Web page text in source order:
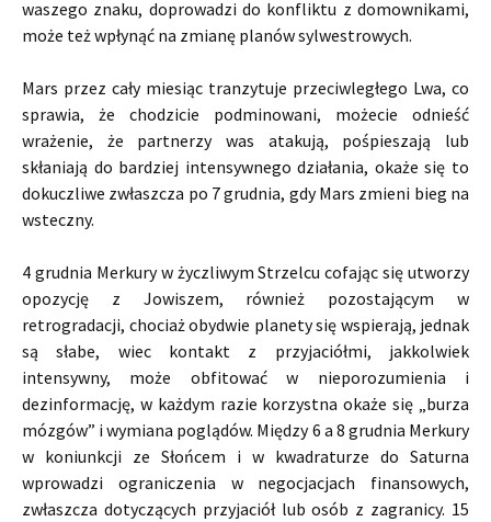
waszego znaku, doprowadzi do konfliktu z domownikami,
może też wpłynąć na zmianę planów sylwestrowych.
Mars przez cały miesiąc tranzytuje przeciwległego Lwa, co
sprawia, że chodzicie podminowani, możecie odnieść
wrażenie, że partnerzy was atakują, pośpieszają lub
skłaniają do bardziej intensywnego działania, okaże się to
dokuczliwe zwłaszcza po 7 grudnia, gdy Mars zmieni bieg na
wsteczny.
4 grudnia Merkury w życzliwym Strzelcu cofając się utworzy
opozycję z Jowiszem, również pozostającym w
retrogradacji, chociaż obydwie planety się wspierają, jednak
są słabe, wiec kontakt z przyjaciółmi, jakkolwiek
intensywny, może obfitować w nieporozumienia i
dezinformację, w każdym razie korzystna okaże się „burza
mózgów” i wymiana poglądów. Między 6 a 8 grudnia Merkury
w koniunkcji ze Słońcem i w kwadraturze do Saturna
wprowadzi ograniczenia w negocjacjach finansowych,
zwłaszcza dotyczących przyjaciół lub osób z zagranicy. 15